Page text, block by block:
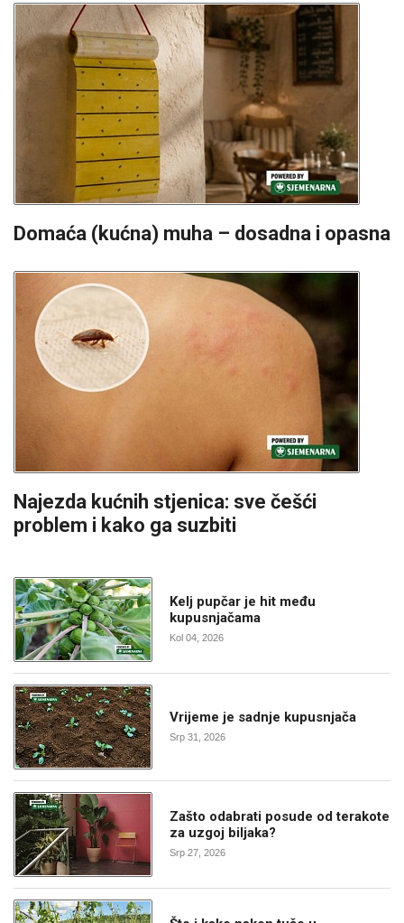
Domaća (kućna) muha – dosadna i opasna
Najezda kućnih stjenica: sve češći
problem i kako ga suzbiti
Kelj pupčar je hit među
kupusnjačama
Kol 04, 2026
Vrijeme je sadnje kupusnjača
Srp 31, 2026
Zašto odabrati posude od terakote
za uzgoj biljaka?
Srp 27, 2026